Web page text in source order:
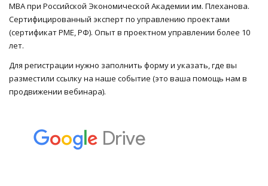
МВА при Российской Экономической Академии им. Плеханова.
Сертифицированный эксперт по управлению проектами
(сертификат РМЕ, РФ). Опыт в проектном управлении более 10
лет.
Для регистрации нужно заполнить форму и указать, где вы
разместили ссылку на наше событие (это ваша помощь нам в
продвижении вебинара).